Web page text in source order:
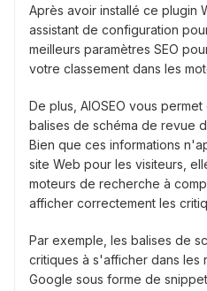
Après avoir installé ce plugin
assistant de configuration
meilleurs paramètres SEO
votre classement dans les
De plus, AIOSEO vous
balises de schéma de revue
Bien que ces informations
site Web pour les visiteurs,
moteurs de recherche à
afficher correctement les
Par exemple, les balises de
critiques à s'afficher dans les
Google sous forme de